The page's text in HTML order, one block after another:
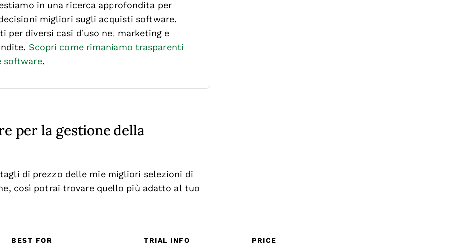
in una ricerca approfondita per
migliori sugli acquisti software.
diversi casi d’uso nel marketing e
Scopri come rimaniamo trasparenti
software.
per la gestione della
di prezzo delle mie migliori selezioni di
così potrai trovare quello più adatto al tuo
BEST FOR TRIAL INFO PRICE